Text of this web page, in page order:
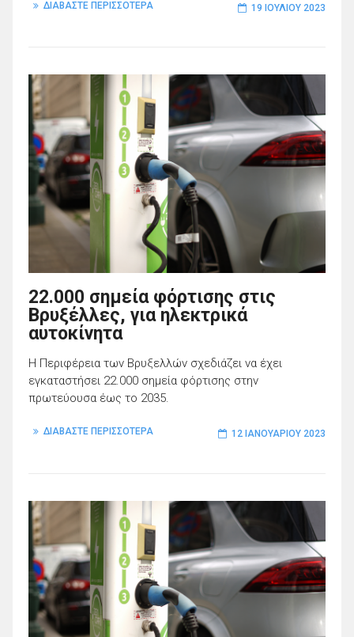
ΔΙΑΒΑΣΤΕ ΠΕΡΙΣΣΟΤΕΡΑ 19 ΙΟΥΛΊΟΥ 2023
22.000 σημεία φόρτισης στις
Βρυξέλλες, για ηλεκτρικά
αυτοκίνητα
Η Περιφέρεια των Βρυξελλών σχεδιάζει να έχει
εγκαταστήσει 22.000 σημεία φόρτισης στην
πρωτεύουσα έως το 2035.
ΔΙΑΒΑΣΤΕ ΠΕΡΙΣΣΟΤΕΡΑ 12 ΙΑΝΟΥΑΡΊΟΥ 2023